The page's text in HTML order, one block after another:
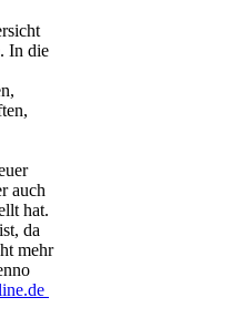
In die
auch
hat.
da
mehr